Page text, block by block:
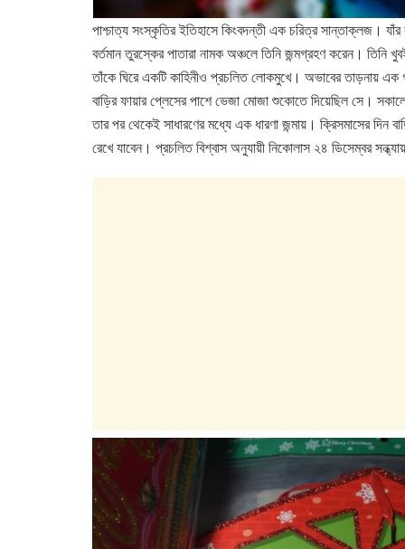
পাশ্চাত্য সংস্কৃতির ইতিহাসে কিংবদন্তী এক চরিত্র সান্তাক্লজ।
বর্তমান তুরস্কের পাতারা নামক অঞ্চলে তিনি জন্মগ্রহণ করেন।
তাঁকে ঘিরে একটি কাহিনীও প্রচলিত লোকমুখে। অভাবের তাড়নায় এক
বাড়ির ফায়ার প্লেসের পাশে ভেজা মোজা শুকোতে দিয়েছিল সে।
তার পর থেকেই সাধারণের মধ্যে এক ধারণা জন্মায়। ক্রিসমাসের
রেখে যাবেন। প্রচলিত বিশ্বাস অনুযায়ী নিকোলাস ২৪ ডিসেম্বর